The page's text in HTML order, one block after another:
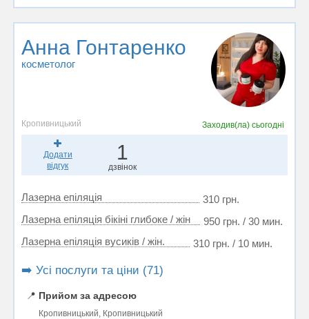
Анна Гонтаренко
косметолог
Кропивницький Заходив(ла)сьогодні
Додати
відгук
1
дзвінок
Лазерна епіляція
310 грн.
Лазерна епіляція бікіні глибоке / жін
950 грн. / 30 мин.
Лазерна епіляція вусиків / жін.
310 грн. / 10 мин.
➡️ Усі послуги та ціни (71)
📍 Прийом за адресою
Кропивницький, Кропивницький